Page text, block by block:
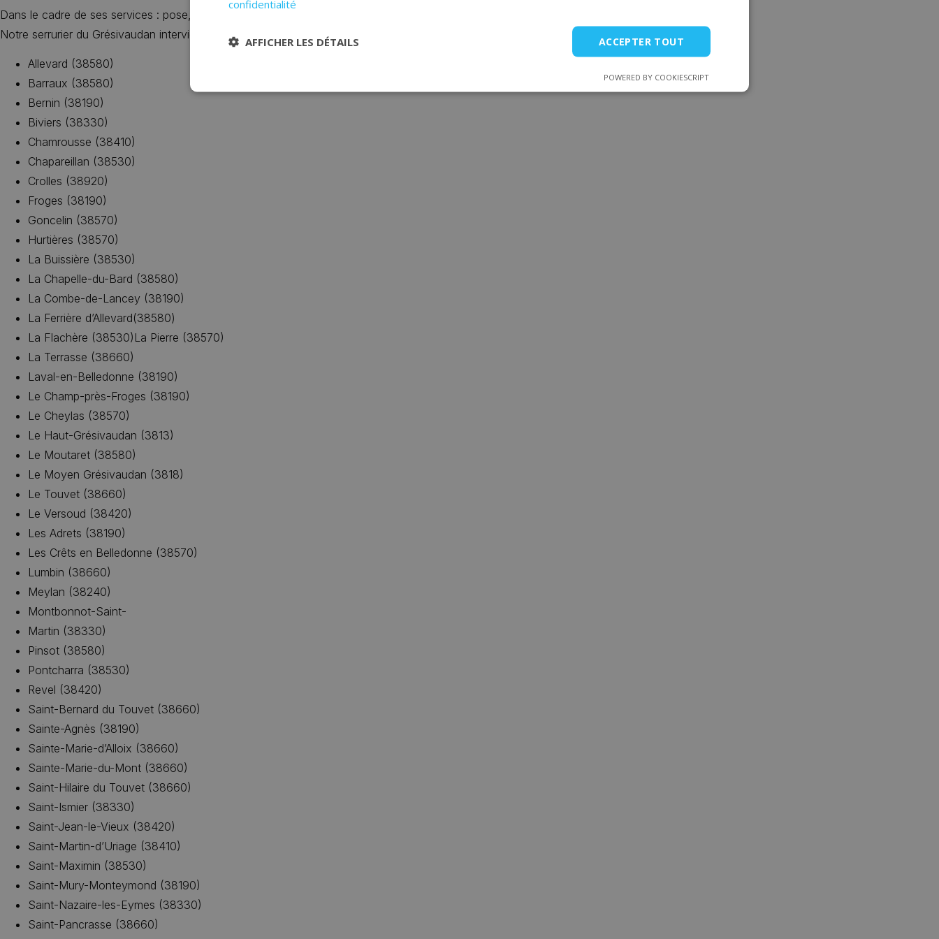
Dans le cadre de ses services : pose, dépannage, changement ou réparation.
Notre serrurier du Grésivaudan intervient dans toute l’agglomération de Grenoble et sur l’ensemble de la Vallée du Grésivaudan :
Allevard (38580)
Barraux (38580)
Bernin (38190)
Biviers (38330)
Chamrousse (38410)
Chapareillan (38530)
Crolles (38920)
Froges (38190)
Goncelin (38570)
Hurtières (38570)
La Buissière (38530)
La Chapelle-du-Bard (38580)
La Combe-de-Lancey (38190)
La Ferrière d’Allevard(38580)
La Flachère (38530)La Pierre (38570)
La Terrasse (38660)
Laval-en-Belledonne (38190)
Le Champ-près-Froges (38190)
Le Cheylas (38570)
Le Haut-Grésivaudan (3813)
Le Moutaret (38580)
Le Moyen Grésivaudan (3818)
Le Touvet (38660)
Le Versoud (38420)
Les Adrets (38190)
Les Crêts en Belledonne (38570)
Lumbin (38660)
Meylan (38240)
Montbonnot-Saint-
Martin (38330)
Pinsot (38580)
Pontcharra (38530)
Revel (38420)
Saint-Bernard du Touvet (38660)
Sainte-Agnès (38190)
Sainte-Marie-d’Alloix (38660)
Sainte-Marie-du-Mont (38660)
Saint-Hilaire du Touvet (38660)
Saint-Ismier (38330)
Saint-Jean-le-Vieux (38420)
Saint-Martin-d’Uriage (38410)
Saint-Maximin (38530)
Saint-Mury-Monteymond (38190)
Saint-Nazaire-les-Eymes (38330)
Saint-Pancrasse (38660)
confidentialité
ACCEPTER TOUT
AFFICHER LES DÉTAILS
POWERED BY COOKIESCRIPT